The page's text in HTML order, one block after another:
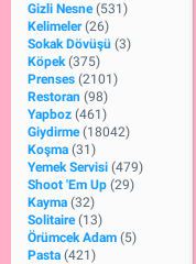
Gizli Nesne (531)
Kelimeler (26)
Sokak Dövüşü (3)
Köpek (375)
Prenses (2101)
Restoran (98)
Yapboz (461)
Giydirme (18042)
Koşma (31)
Yemek Servisi (479)
Shoot 'Em Up (29)
Kayma (32)
Solitaire (13)
Örümcek Adam (5)
Pasta (421)